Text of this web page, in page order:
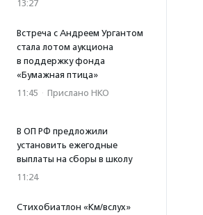
13:27
Встреча с Андреем Ургантом
стала лотом аукциона
в поддержку фонда
«Бумажная птица»
11:45 · Прислано НКО
В ОП РФ предложили
установить ежегодные
выплаты на сборы в школу
11:24
Стихобиатлон «Км/вслух»